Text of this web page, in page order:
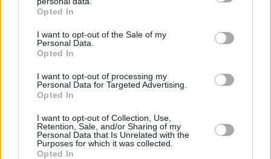
grant or deny consent to Google and its third-party tags to
use your data for below specified purposes in below Google
consent section.
Opted In
I want to opt-out of the Sale of my
Personal Data.
Opted In
I want to opt-out of processing my
Personal Data for Targeted Advertising.
Opted In
I want to opt-out of Collection, Use,
Retention, Sale, and/or Sharing of my
Personal Data that Is Unrelated with the
Purposes for which it was collected.
Opted In